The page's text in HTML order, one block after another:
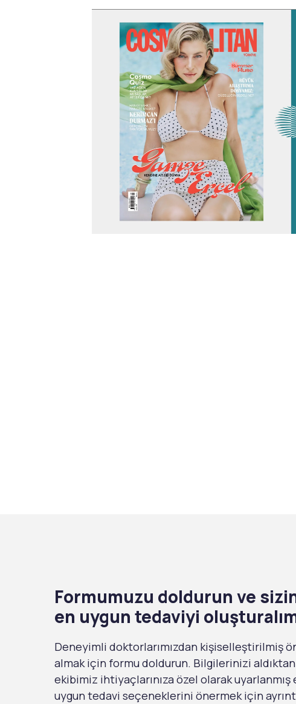
Yüz Estetiği
Yüz – Boyun Germe
Göz Kapağı Estetiği
Kulak Estetiği
Bişektomi
Dudak Kaldırma
Burun Estetiği
Etnik Rinoplasti
Septorinoplasti
Tip Rinoplasti
Revizyon Rinoplasti
Lazer Tedaviler
Fotona SP
Dynamis Nx Line
Fraksiyonel Lazer
ICON Lazer
Lazer Epilasyon
Starwalker Lazer
Red Touch
Plexr Lazer
Lazerle Dövme Silme
Lazerle Kılcal Damar
Tedavisi
Femilift: Genital
Gençleşme
Formumuzu doldurun ve
en uygun tedaviyi
Deneyimli doktorlarımızdan kişiselleştirilmiş
almak için formu doldurun. Bilgilerinizi
ekibimiz ihtiyaçlarınıza özel olarak uyarlanmış
uygun tedavi seçeneklerini önermek için